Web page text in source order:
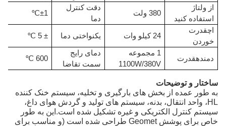
از ولتاژ
استفاده کنید
380 ولت
دقت کنترل
دما
±1℃
اچقدرت
خوردن
24 کیلو وات یکنواختی دما ± 5 ℃
دمندهقدرت
1 مجموعه
1100W/380V
دمای رایج
سمت تقاضا
600 ℃
ساختار و توضیحات
به طور عمده از بخش های بارگیری و تخلیه، سیستم خنک کننده
HL، واحد انتقال، بدنه، سیستم های تولید و گردش هوای داغ،
سیستم کنترل الکتریکی و غیره تشکیل شده است.این به طور
خاص برای پوشش Geomet طراحی شده است (و مناسب برای